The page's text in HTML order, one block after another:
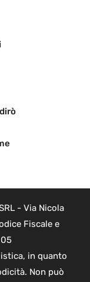
- Via Nicola
Fiscale e
in quanto
Non può